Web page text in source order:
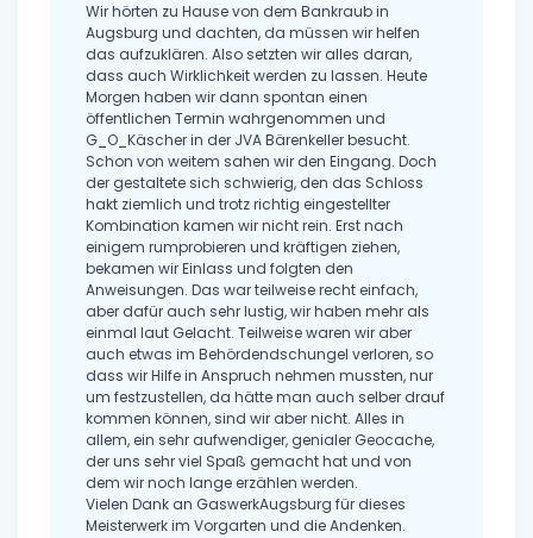
Wir hörten zu Hause von dem Bankraub in
Augsburg und dachten, da müssen wir helfen
das aufzuklären. Also setzten wir alles daran,
dass auch Wirklichkeit werden zu lassen. Heute
Morgen haben wir dann spontan einen
öffentlichen Termin wahrgenommen und
G_O_Käscher in der JVA Bärenkeller besucht.
Schon von weitem sahen wir den Eingang. Doch
der gestaltete sich schwierig, den das Schloss
hakt ziemlich und trotz richtig eingestellter
Kombination kamen wir nicht rein. Erst nach
einigem rumprobieren und kräftigen ziehen,
bekamen wir Einlass und folgten den
Anweisungen. Das war teilweise recht einfach,
aber dafür auch sehr lustig, wir haben mehr als
einmal laut Gelacht. Teilweise waren wir aber
auch etwas im Behördendschungel verloren, so
dass wir Hilfe in Anspruch nehmen mussten, nur
um festzustellen, da hätte man auch selber drauf
kommen können, sind wir aber nicht. Alles in
allem, ein sehr aufwendiger, genialer Geocache,
der uns sehr viel Spaß gemacht hat und von
dem wir noch lange erzählen werden.
Vielen Dank an GaswerkAugsburg für dieses
Meisterwerk im Vorgarten und die Andenken.